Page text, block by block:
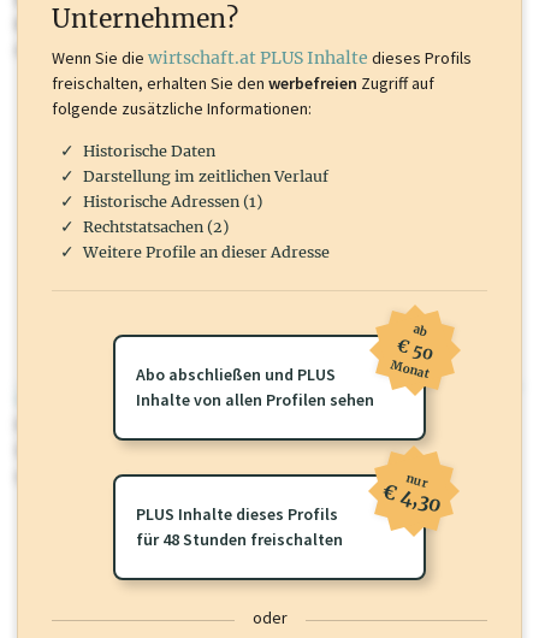
Marken, Patente, Rechtstatsachen, OTS-Aussendungen, und viele
mehr.
wirtschaft.at PLUS
Sie momentan nicht einsehen können. Schalten Sie dieses Profil frei
oder loggen Sie sich ein um diese Inhalte zu sehen.
Unternehmen?
Wenn Sie die wirtschaft.at PLUS Inhalte dieses Profils
freischalten, erhalten Sie den werbefreien Zugriff auf
folgende zusätzliche Informationen:
Historische Daten
Darstellung im zeitlichen Verlauf
Historische Adressen (1)
Rechtstatsachen (2)
Weitere Profile an dieser Adresse
Abo abschließen und PLUS
Inhalte von allen Profilen sehen
ab
€ 50
Monat
PLUS Inhalte dieses Profils
für 48 Stunden freischalten
nur
€ 4,30
oder